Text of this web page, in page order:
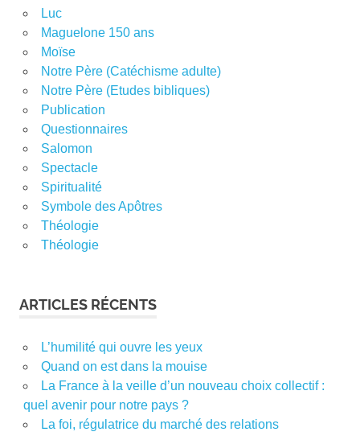
Luc
Maguelone 150 ans
Moïse
Notre Père (Catéchisme adulte)
Notre Père (Etudes bibliques)
Publication
Questionnaires
Salomon
Spectacle
Spiritualité
Symbole des Apôtres
Théologie
Théologie
ARTICLES RÉCENTS
L’humilité qui ouvre les yeux
Quand on est dans la mouise
La France à la veille d’un nouveau choix collectif :
quel avenir pour notre pays ?
La foi, régulatrice du marché des relations